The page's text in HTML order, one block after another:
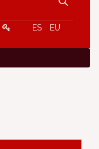
ES EU